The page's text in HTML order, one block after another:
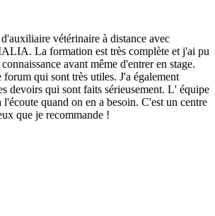
vétérinaire à distance avec
La formation est très complète et j'ai pu
avant même d'entrer en stage.
qui sont très utiles. J'a également
devoirs qui sont faits sérieusement. L' équipe
l'écoute quand on en a besoin. C'est un centre
que je recommande !